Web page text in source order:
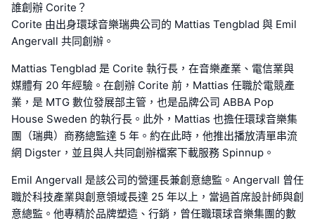
誰創辦 Corite？
Corite 由出身環球音樂瑞典公司的 Mattias Tengblad 與 Emil
Angervall 共同創辦。
Mattias Tengblad 是 Corite 執行長，在音樂產業、電信業與
媒體有 20 年經驗。在創辦 Corite 前，Mattias 任職於電競產
業，是 MTG 數位發展部主管，也是品牌公司 ABBA Pop
House Sweden 的執行長。此外，Mattias 也擔任環球音樂集
團（瑞典）商務總監達 5 年。約在此時，他推出播放清單串流
網 Digster，並且與人共同創辦檔案下載服務 Spinnup。
Emil Angervall 是該公司的營運長兼創意總監。Angervall 曾任
職於科技產業與創意領域長達 25 年以上，當過首席設計師與創
意總監。他專精於品牌塑造、行銷，曾任職環球音樂集團的數